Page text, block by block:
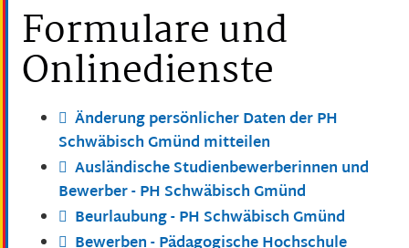
Formulare und
Onlinedienste
Änderung persönlicher Daten der PH
Schwäbisch Gmünd mitteilen
Ausländische Studienbewerberinnen und
Bewerber - PH Schwäbisch Gmünd
Beurlaubung - PH Schwäbisch Gmünd